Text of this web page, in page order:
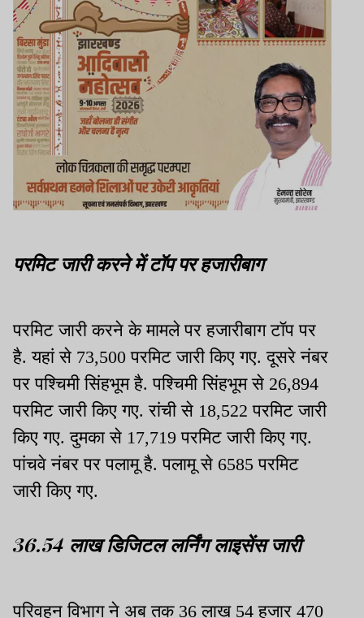
परमिट जारी करने में टॉप पर हजारीबाग
परमिट जारी करने के मामले पर हजारीबाग टॉप पर
है. यहां से 73,500 परमिट जारी किए गए. दूसरे नंबर
पर पश्चिमी सिंहभूम है. पश्चिमी सिंहभूम से 26,894
परमिट जारी किए गए. रांची से 18,522 परमिट जारी
किए गए. दुमका से 17,719 परमिट जारी किए गए.
पांचवे नंबर पर पलामू है. पलामू से 6585 परमिट
जारी किए गए.
36.54 लाख डिजिटल लर्निंग लाइसेंस जारी
परिवहन विभाग ने अब तक 36 लाख 54 हजार 470